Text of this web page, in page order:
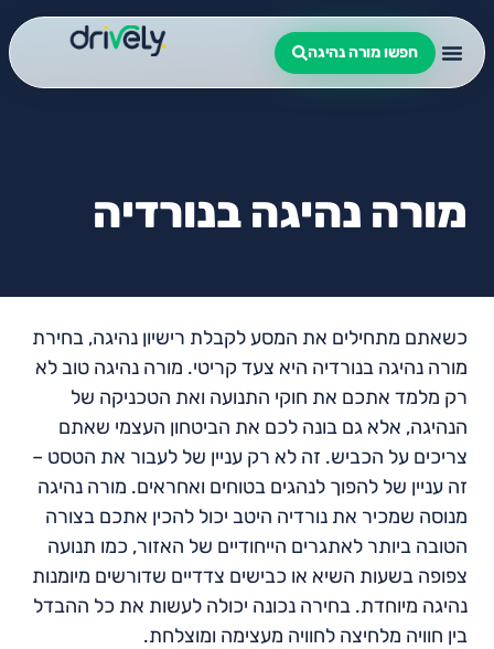
חפשו מורה נהיגה
מורה נהיגה בנורדיה
כשאתם מתחילים את המסע לקבלת רישיון נהיגה, בחירת
מורה נהיגה בנורדיה היא צעד קריטי. מורה נהיגה טוב לא
רק מלמד אתכם את חוקי התנועה ואת הטכניקה של
הנהיגה, אלא גם בונה לכם את הביטחון העצמי שאתם
צריכים על הכביש. זה לא רק עניין של לעבור את הטסט –
זה עניין של להפוך לנהגים בטוחים ואחראים. מורה נהיגה
מנוסה שמכיר את נורדיה היטב יכול להכין אתכם בצורה
הטובה ביותר לאתגרים הייחודיים של האזור, כמו תנועה
צפופה בשעות השיא או כבישים צדדיים שדורשים מיומנות
נהיגה מיוחדת. בחירה נכונה יכולה לעשות את כל ההבדל
בין חוויה מלחיצה לחוויה מעצימה ומוצלחת.